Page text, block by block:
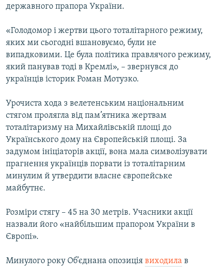
державного прапора України.
«Голодомор і жертви цього тоталітарного режиму,
яких ми сьогодні вшановуємо, були не
випадковими. Це була політика правлячого режиму,
який панував тоді в Кремлі», – звернувся до
українців історик Роман Мотузко.
Урочиста хода з велетенським національним
стягом пролягла від пам’ятника жертвам
тоталітаризму на Михайлівській площі до
Українського дому на Європейській площі. За
задумом ініціаторів акції, вона мала символізувати
прагнення українців порвати із тоталітарним
минулим й утвердити власне європейське
майбутнє.
Розміри стягу – 45 на 30 метрів. Учасники акції
назвали його «найбільшим прапором України в
Європі».
Минулого року Об’єднана опозиція виходила в